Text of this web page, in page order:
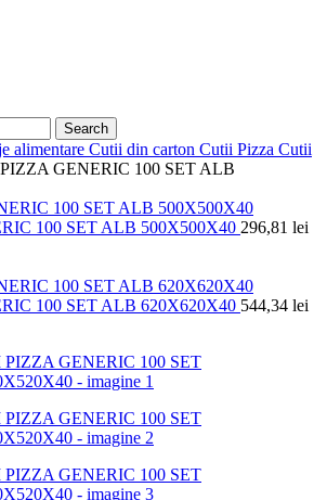
Search
alimentare Cutii din carton Cutii Pizza Cutii
GENERIC 100 SET ALB
100 SET ALB 500X500X40 296,81 lei
100 SET ALB 620X620X40 544,34 lei